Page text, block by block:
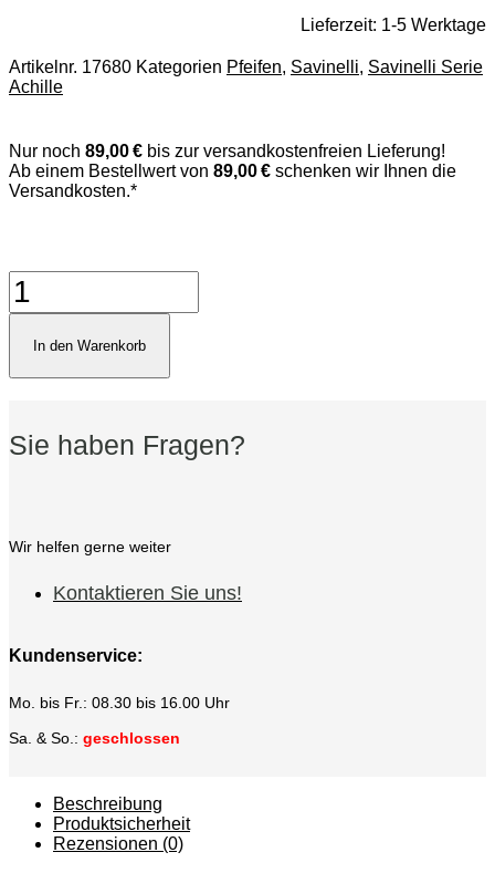
Lieferzeit: 1-5 Werktage
Artikelnr. 17680 Kategorien Pfeifen, Savinelli, Savinelli Serie
Achille
Nur noch 89,00 € bis zur versandkostenfreien Lieferung!
Ab einem Bestellwert von 89,00 € schenken wir Ihnen die
Versandkosten.*
Savinelli
Achille
III
BlackIn den Warenkorb
Sie haben Fragen?
Wir helfen gerne weiter
Kontaktieren Sie uns!
Kundenservice:
Mo. bis Fr.: 08.30 bis 16.00 Uhr
Sa. & So.: geschlossen
Beschreibung
Produktsicherheit
Rezensionen (0)